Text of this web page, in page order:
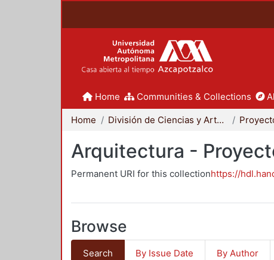
Home Communities & Collections
Home División de Ciencias y Artes para el Diseño
Arquitectura -
Permanent URI for this collectionhttps://
Browse
Search By Issue Date By Author